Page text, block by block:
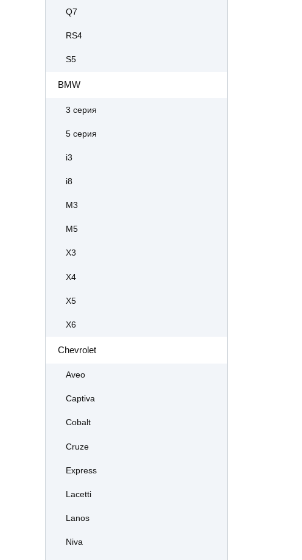
Q7
RS4
S5
BMW
3 серия
5 серия
i3
i8
M3
M5
X3
X4
X5
X6
Chevrolet
Aveo
Captiva
Cobalt
Cruze
Express
Lacetti
Lanos
Niva